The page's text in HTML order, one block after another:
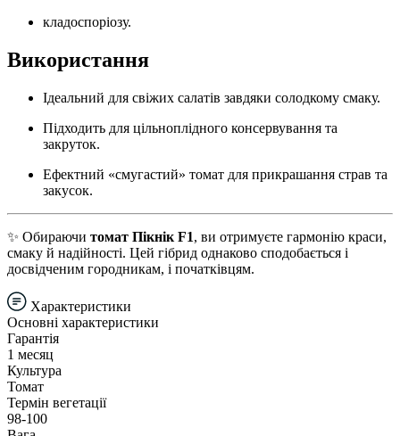
кладоспоріозу.
Використання
Ідеальний для свіжих салатів завдяки солодкому смаку.
Підходить для цільноплідного консервування та
закруток.
Ефектний «смугастий» томат для прикрашання страв та
закусок.
✨ Обираючи томат Пікнік F1, ви отримуєте гармонію краси,
смаку й надійності. Цей гібрид однаково сподобається і
досвідченим городникам, і початківцям.
Характеристики
Основні характеристики
Гарантія
1 месяц
Культура
Томат
Термін вегетації
98-100